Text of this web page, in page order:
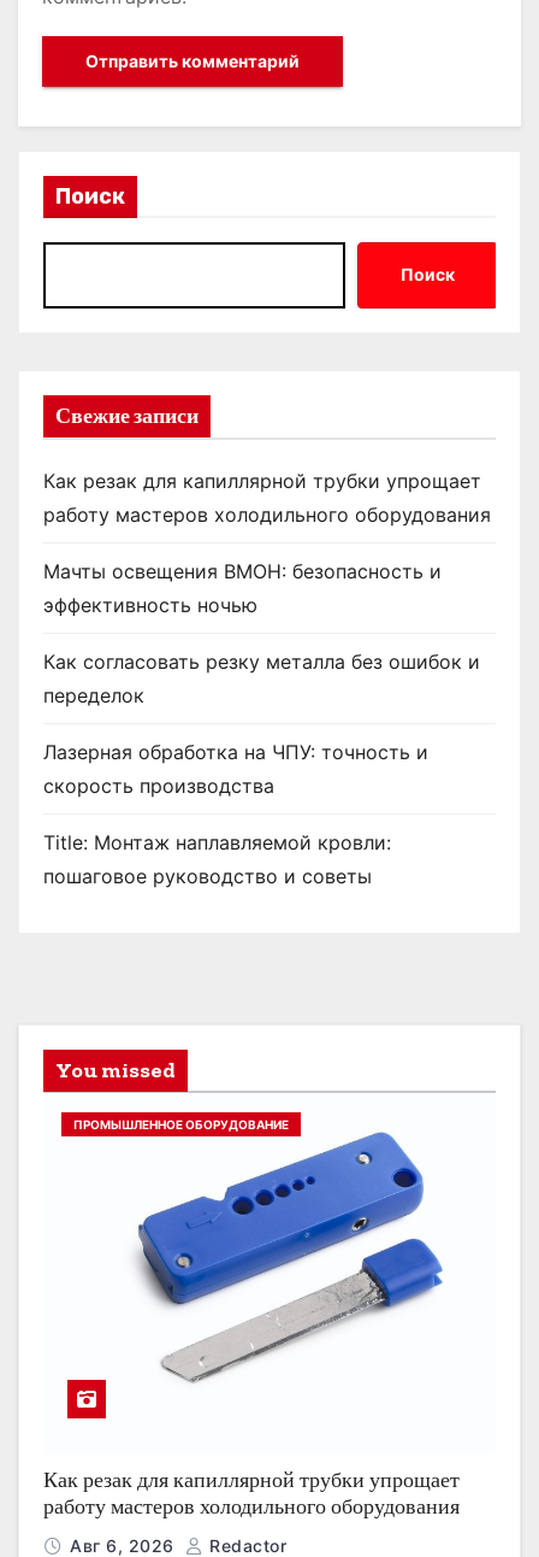
Поиск
Поиск
Свежие записи
Как резак для капиллярной трубки упрощает
работу мастеров холодильного оборудования
Мачты освещения ВМОН: безопасность и
эффективность ночью
Как согласовать резку металла без ошибок и
переделок
Лазерная обработка на ЧПУ: точность и
скорость производства
Title: Монтаж наплавляемой кровли:
пошаговое руководство и советы
You missed
ПРОМЫШЛЕННОЕ ОБОРУДОВАНИЕ
Как резак для капиллярной трубки упрощает
работу мастеров холодильного оборудования
Авг 6, 2026 Redactor